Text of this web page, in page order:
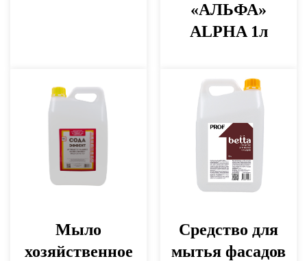
«АЛЬФА»
ALPHA 1л
Мыло
хозяйственное
Средство для
мытья фасадов